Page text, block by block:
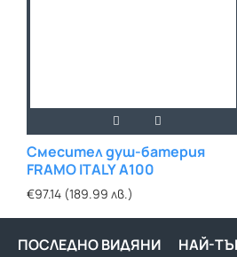
Смесител душ-батерия
FRAMO ITALY A100
€97.14 (189.99 лв.)
ПОСЛЕДНО ВИДЯНИ НАЙ-